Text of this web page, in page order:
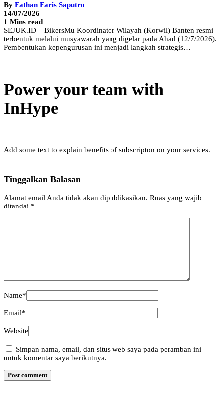
By Fathan Faris Saputro
14/07/2026
1 Mins read
SEJUK.ID – BikersMu Koordinator Wilayah (Korwil) Banten resmi
terbentuk melalui musyawarah yang digelar pada Ahad (12/7/2026).
Pembentukan kepengurusan ini menjadi langkah strategis…
Power your team with
InHype
Add some text to explain benefits of subscripton on your services.
Tinggalkan Balasan
Alamat email Anda tidak akan dipublikasikan. Ruas yang wajib
ditandai *
Name*
Email*
Website
Simpan nama, email, dan situs web saya pada peramban ini
untuk komentar saya berikutnya.